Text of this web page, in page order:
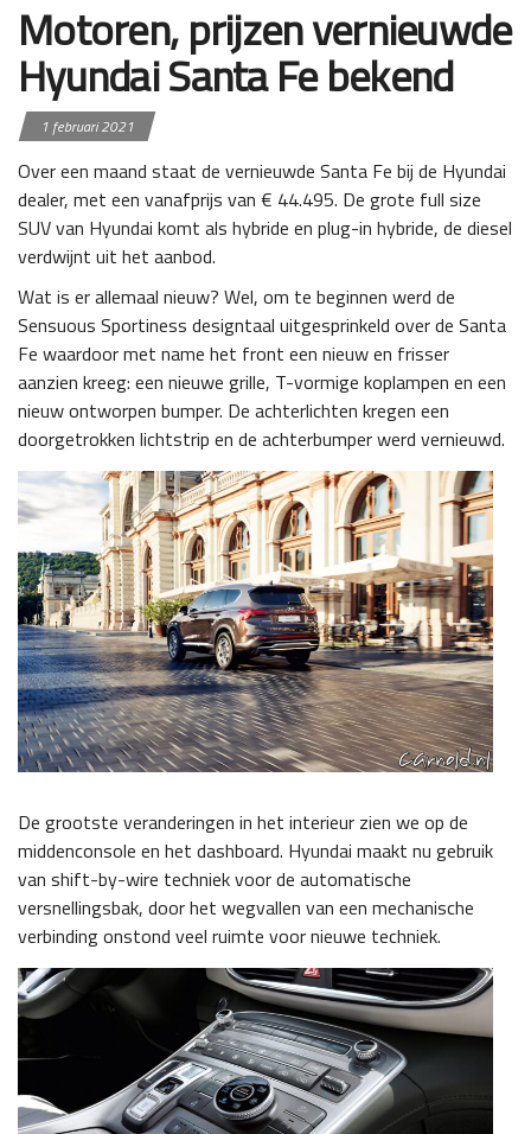
Motoren, prijzen vernieuwde
Hyundai Santa Fe bekend
1 februari 2021
Over een maand staat de vernieuwde Santa Fe bij de Hyundai
dealer, met een vanafprijs van € 44.495. De grote full size
SUV van Hyundai komt als hybride en plug-in hybride, de diesel
verdwijnt uit het aanbod.
Wat is er allemaal nieuw? Wel, om te beginnen werd de
Sensuous Sportiness designtaal uitgesprinkeld over de Santa
Fe waardoor met name het front een nieuw en frisser
aanzien kreeg: een nieuwe grille, T-vormige koplampen en een
nieuw ontworpen bumper. De achterlichten kregen een
doorgetrokken lichtstrip en de achterbumper werd vernieuwd.
De grootste veranderingen in het interieur zien we op de
middenconsole en het dashboard. Hyundai maakt nu gebruik
van shift-by-wire techniek voor de automatische
versnellingsbak, door het wegvallen van een mechanische
verbinding onstond veel ruimte voor nieuwe techniek.